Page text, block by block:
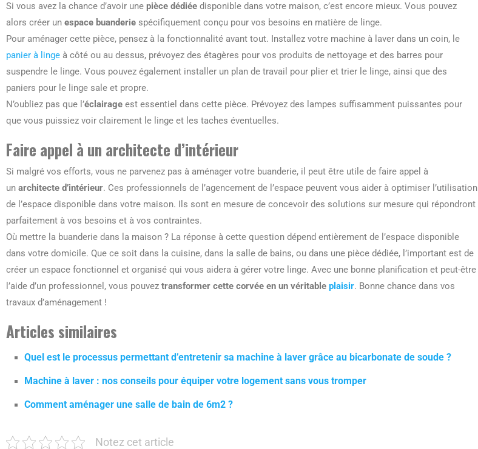
Si vous avez la chance d’avoir une pièce dédiée disponible dans votre maison, c’est encore mieux. Vous pouvez
alors créer un espace buanderie spécifiquement conçu pour vos besoins en matière de linge.
Pour aménager cette pièce, pensez à la fonctionnalité avant tout. Installez votre machine à laver dans un coin, le
panier à linge à côté ou au dessus, prévoyez des étagères pour vos produits de nettoyage et des barres pour
suspendre le linge. Vous pouvez également installer un plan de travail pour plier et trier le linge, ainsi que des
paniers pour le linge sale et propre.
N’oubliez pas que l’éclairage est essentiel dans cette pièce. Prévoyez des lampes suffisamment puissantes pour
que vous puissiez voir clairement le linge et les taches éventuelles.
Faire appel à un architecte d’intérieur
Si malgré vos efforts, vous ne parvenez pas à aménager votre buanderie, il peut être utile de faire appel à
un architecte d’intérieur. Ces professionnels de l’agencement de l’espace peuvent vous aider à optimiser l’utilisation
de l’espace disponible dans votre maison. Ils sont en mesure de concevoir des solutions sur mesure qui répondront
parfaitement à vos besoins et à vos contraintes.
Où mettre la buanderie dans la maison ? La réponse à cette question dépend entièrement de l’espace disponible
dans votre domicile. Que ce soit dans la cuisine, dans la salle de bains, ou dans une pièce dédiée, l’important est de
créer un espace fonctionnel et organisé qui vous aidera à gérer votre linge. Avec une bonne planification et peut-être
l’aide d’un professionnel, vous pouvez transformer cette corvée en un véritable plaisir. Bonne chance dans vos
travaux d’aménagement !
Articles similaires
Quel est le processus permettant d’entretenir sa machine à laver grâce au bicarbonate de soude ?
Machine à laver : nos conseils pour équiper votre logement sans vous tromper
Comment aménager une salle de bain de 6m2 ?
Notez cet article